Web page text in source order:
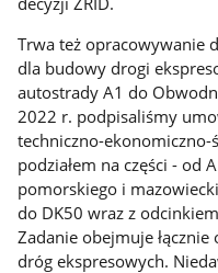
Trwa też opracowywanie
dla budowy drogi
autostrady A1 do
2022 r. podpisaliśmy
techniczno-ekonomiczno-
podziałem na części - od
pomorskiego i
do DK50 wraz z
Zadanie obejmuje
dróg ekspresowych.